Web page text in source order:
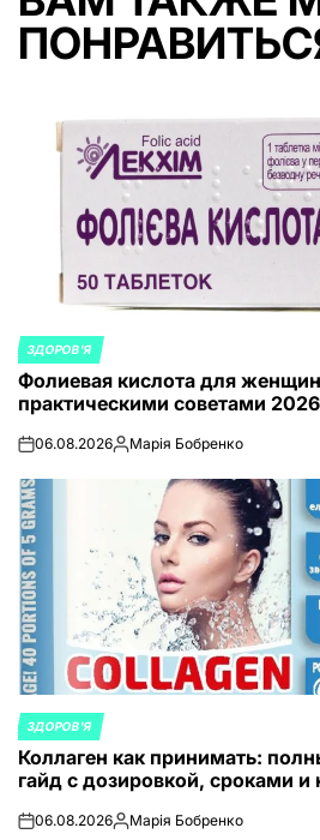
ОПУБЛИКОВАНО
В
ЗДОРОВ'Я
Фолиевая кислота для
практическими советами
on06.08.2026Запись
Марія Бобренко
ОПУБЛИКОВАНО
В
ЗДОРОВ'Я
Коллаген как принимать:
гайд с дозировкой, сроками
on06.08.2026Запись
Марія Бобренко